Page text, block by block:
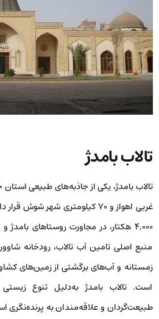
تالاب بامدژ
غربی اهواز و ۷۰ کیلومتری شهر
۴,۰۰۰ هکتار، در مجاورت روستاهای
منبع اصلی تامین آب تالاب، رودخانه
زمستانه و آب‌های برگشتی از زمین‌های
است. تالاب بامدژ به‌دلیل تنوع